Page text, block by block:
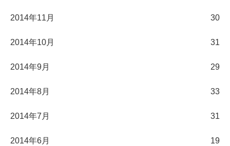
2014年11月 30
2014年10月 31
2014年9月 29
2014年8月 33
2014年7月 31
2014年6月 19